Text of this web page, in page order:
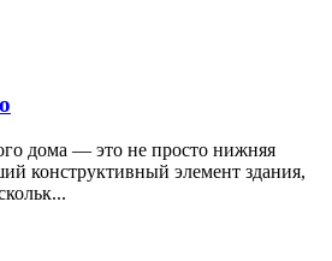
дома — это не просто нижняя
конструктивный элемент здания,